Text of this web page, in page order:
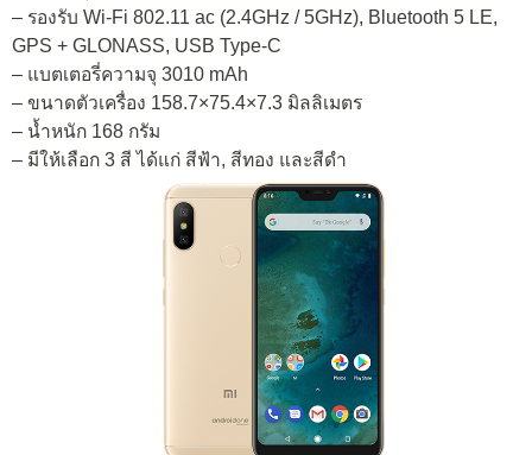
– รองรับ Wi-Fi 802.11 ac (2.4GHz / 5GHz), Bluetooth 5 LE,
GPS + GLONASS, USB Type-C
– แบตเตอรี่ความจุ 3010 mAh
– ขนาดตัวเครื่อง 158.7×75.4×7.3 มิลลิเมตร
– น้ำหนัก 168 กรัม
– มีให้เลือก 3 สี ได้แก่ สีฟ้า, สีทอง และสีดำ